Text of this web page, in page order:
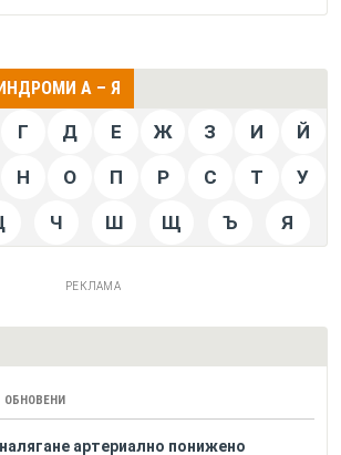
А – Я
Г Д Е Ж З И Й
Н О П Р С Т У
Ч Ш Щ Ъ Я
РЕКЛАМА
ОБНОВЕНИ
артериално понижено